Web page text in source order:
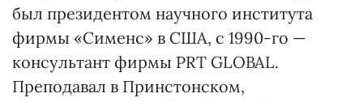
был президентом научного института
фирмы «Сименс» в США, с 1990-го —
консультант фирмы PRT GLOBAL.
Преподавал в Принстонском,